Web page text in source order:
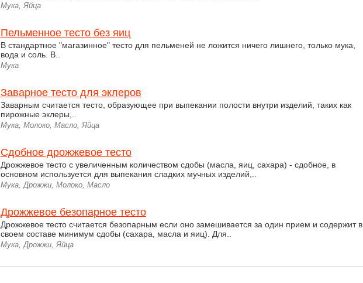
Мука, Яйца
Пельменное тесто без яиц
В стандартное "магазинное" тесто для пельменей не ложится ничего лишнего, только мука,
вода и соль. В..
Мука
Заварное тесто для эклеров
Заварным считается тесто, образующее при выпекании полости внутри изделий, таких как
пирожные эклеры,..
Мука, Молоко, Масло, Яйца
Сдобное дрожжевое тесто
Дрожжевое тесто с увеличенным количеством сдобы (масла, яиц, сахара) - сдобное, в
основном используется для выпекания сладких мучных изделий,..
Мука, Дрожжи, Молоко, Масло
Дрожжевое безопарное тесто
Дрожжевое тесто считается безопарным если оно замешивается за один прием и содержит в
своем составе минимум сдобы (сахара, масла и яиц). Для..
Мука, Дрожжи, Яйца